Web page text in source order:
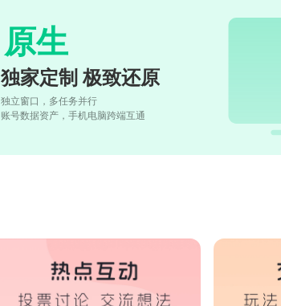
原生
独家定制 极致还原
独立窗口，多任务并行
账号数据资产，手机电脑跨端互通